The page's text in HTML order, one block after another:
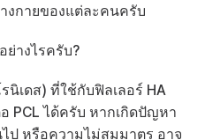
งกายของแต่ละคนครับ
ย่างไรครับ?
นิเดส) ที่ใช้กับฟิลเลอร์ HA
PCL ได้ครับ หากเกิดปัญหา
ป หรือความไม่สมมาตร อาจ